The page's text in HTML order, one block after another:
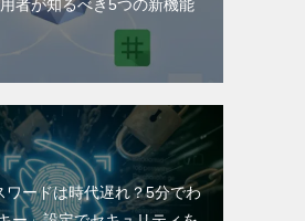
者が知るべき5つの新機能
ワードは時代遅れ？5分でわ